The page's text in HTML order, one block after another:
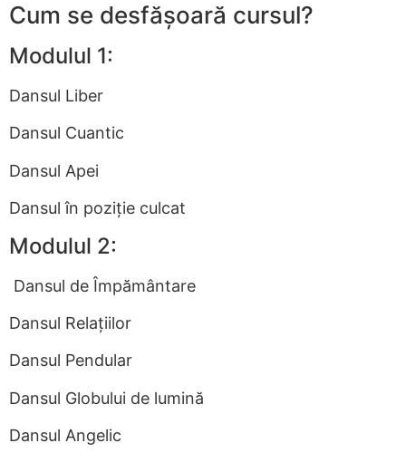
Cum se desfășoară cursul?
Modulul 1:
Dansul Liber
Dansul Cuantic
Dansul Apei
Dansul în poziție culcat
Modulul 2:
Dansul de Împământare
Dansul Relațiilor
Dansul Pendular
Dansul Globului de lumină
Dansul Angelic